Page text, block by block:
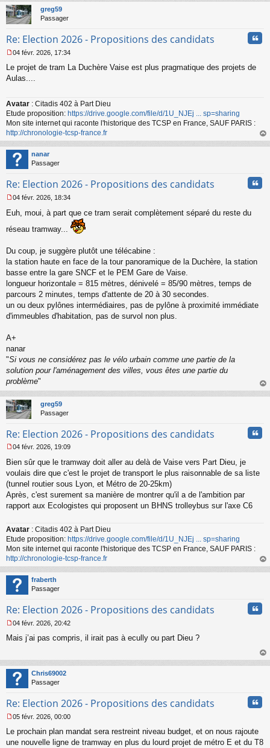
greg59
Passager
Re: Election 2026 - Propositions des candidats
e
s
g
e
n
o
n
l
u
04 févr. 2026, 17:34
Le projet de tram La Duchère Vaise est plus pragmatique des projets de
Aulas....
Avatar : Citadis 402 à Part Dieu
Etude proposition: https://drive.google.com/file/d/1U_NJEj ... sp=sharing
Mon site internet qui raconte l'historique des TCSP en France, SAUF PARIS :
http://chronologie-tcsp-france.fr
au
nanar
Passager
Re: Election 2026 - Propositions des candidats
e
s
g
o
n
l
u
04 févr. 2026, 18:34
Euh, moui, à part que ce tram serait complètement séparé du reste du
réseau tramway...
Du coup, je suggère plutôt une télécabine :
la station haute en face de la tour panoramique de la Duchère, la station
basse entre la gare SNCF et le PEM Gare de Vaise.
longueur horizontale = 815 mètres, dénivelé = 85/90 mètres, temps de
parcours 2 minutes, temps d'attente de 20 à 30 secondes.
un ou deux pylônes intermédiaires, pas de pylône à proximité immédiate
d'immeubles d'habitation, pas de survol non plus.
A+
nanar
"Si vous ne considérez pas le vélo urbain comme une partie de la
solution pour l'aménagement des villes, vous êtes une partie du
problème"
au
greg59
Passager
Re: Election 2026 - Propositions des candidats
e
s
g
e
u
04 févr. 2026, 19:09
Bien sûr que le tramway doit aller au delà de Vaise vers Part Dieu, je
voulais dire que c'est le projet de transport le plus raisonnable de sa liste
(tunnel routier sous Lyon, et Métro de 20-25km)
Après, c'est surement sa manière de montrer qu'il a de l'ambition par
rapport aux Ecologistes qui proposent un BHNS trolleybus sur l'axe C6
Avatar : Citadis 402 à Part Dieu
Etude proposition: https://drive.google.com/file/d/1U_NJEj ... sp=sharing
Mon site internet qui raconte l'historique des TCSP en France, SAUF PARIS :
http://chronologie-tcsp-france.fr
au
fraberth
Passager
Re: Election 2026 - Propositions des candidats
e
a
g
e
o
l
u
04 févr. 2026, 20:42
Mais j’ai pas compris, il irait pas à ecully ou part Dieu ?
au
Chris69002
Passager
Re: Election 2026 - Propositions des candidats
e
s
05 févr. 2026, 00:00
Le prochain plan mandat sera restreint niveau budget, et on nous rajoute
une nouvelle ligne de tramway en plus du lourd projet de métro E et du T8